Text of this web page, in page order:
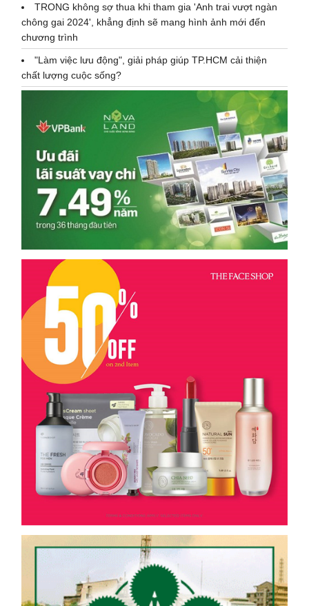
TRONG không sợ thua khi tham gia 'Anh trai vượt ngàn
chông gai 2024', khẳng định sẽ mang hình ảnh mới đến
chương trình
"Làm việc lưu động", giải pháp giúp TP.HCM cải thiện
chất lượng cuộc sống?